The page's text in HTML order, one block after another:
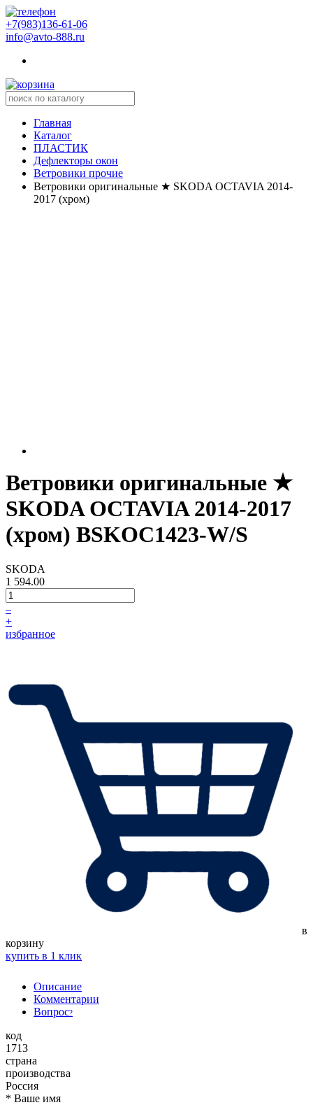
+7(983)136-61-06
info@avto-888.ru
Главная
Каталог
ПЛАСТИК
Дефлекторы окон
Ветровики прочие
Ветровики оригинальные ★ SKODA OCTAVIA 2014-
2017 (хром)
Ветровики оригинальные ★
SKODA OCTAVIA 2014-2017
(хром) BSKOC1423-W/S
SKODA
1 594.00
–
+
избранное
в
корзину
купить в 1 клик
Описание
Комментарии
Вопрос?
код
1713
страна
производства
Россия
* Ваше имя